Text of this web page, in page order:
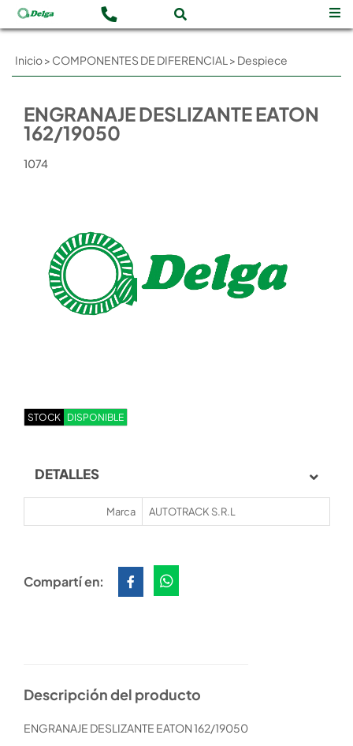
Inicio> COMPONENTES DE DIFERENCIAL > Despiece
ENGRANAJE DESLIZANTE EATON
162/19050
1074
STOCK DISPONIBLE
DETALLES
Marca AUTOTRACK S.R.L
Compartí en:
Descripción del producto
ENGRANAJE DESLIZANTE EATON 162/19050